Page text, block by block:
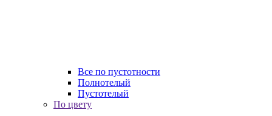
Все по пустотности
Полнотелый
Пустотелый
По цвету